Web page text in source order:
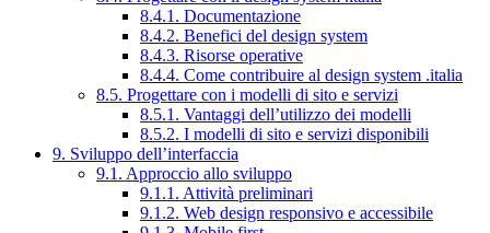
8.4.1. Documentazione
8.4.2. Benefici del design system
8.4.3. Risorse operative
8.4.4. Come contribuire al design system .italia
8.5. Progettare con i modelli di sito e servizi
8.5.1. Vantaggi dell’utilizzo dei modelli
8.5.2. I modelli di sito e servizi disponibili
9. Sviluppo dell’interfaccia
9.1. Approccio allo sviluppo
9.1.1. Attività preliminari
9.1.2. Web design responsivo e accessibile